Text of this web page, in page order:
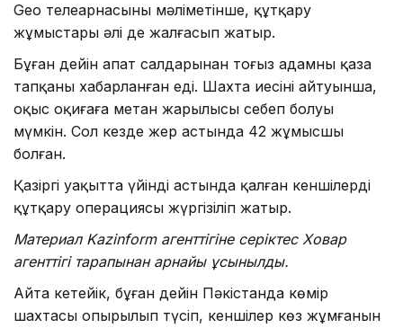
Geo телеарнасының мәліметінше, құтқару
жұмыстары әлі де жалғасып жатыр.
Бұған дейін апат салдарынан тоғыз адамның қаза
тапқаны хабарланған еді. Шахта иесінің айтуынша,
оқыс оқиғаға метан жарылысы себеп болуы
мүмкін. Сол кезде жер астында 42 жұмысшы
болған.
Қазіргі уақытта үйінді астында қалған кеншілерді
құтқару операциясы жүргізіліп жатыр.
Материал Kazinform агенттігіне серіктес Ховар
агенттігі тарапынан арнайы ұсынылды.
Айта кетейік, бұған дейін Пәкістанда көмір
шахтасы опырылып түсіп, кеншілер көз жұмғанын